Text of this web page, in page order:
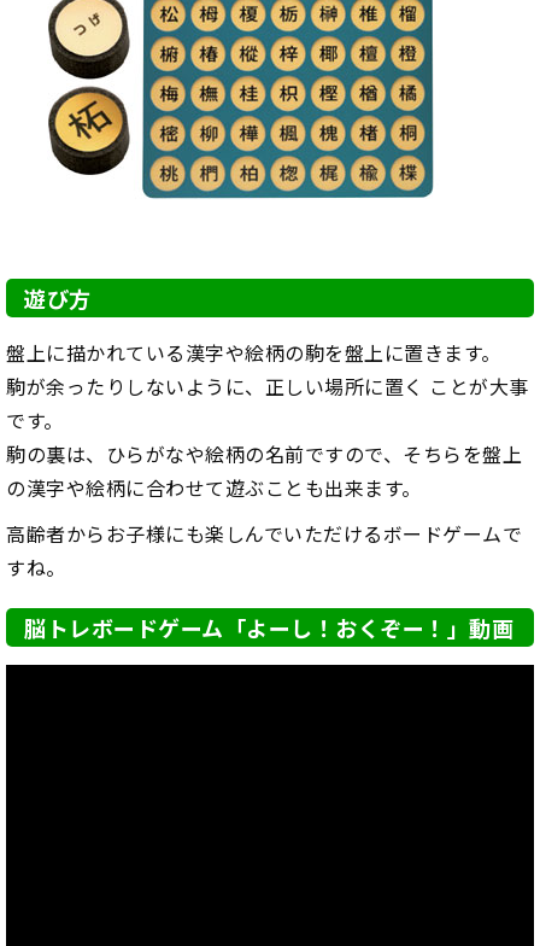
遊び方
盤上に描かれている漢字や絵柄の駒を盤上に置きます。
駒が余ったりしないように、正しい場所に置く ことが大事
です。
駒の裏は、ひらがなや絵柄の名前ですので、そちらを盤上
の漢字や絵柄に合わせて遊ぶことも出来ます。
高齢者からお子様にも楽しんでいただけるボードゲームで
すね。
脳トレボードゲーム「よーし！おくぞー！」動画